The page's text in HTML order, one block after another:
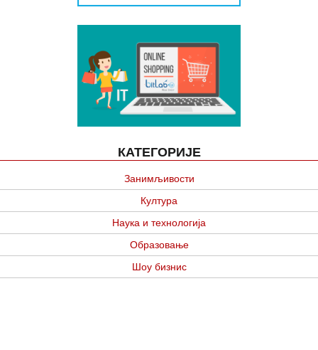
КАТЕГОРИЈЕ
Занимљивости
Култура
Наука и технологија
Образовање
Шоу бизнис